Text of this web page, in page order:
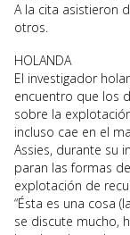
A la cita asistieron
otros.
HOLANDA
El investigador
encuentro que los
sobre la
incluso cae en el
Assies, durante su
paran las formas
explotación de
“Ésta es una cosa
se discute mucho,